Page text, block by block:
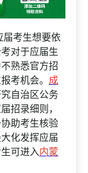
考生想要依
对于应届生
熟悉官方招
考机会。 成
自治区公务
招录细则，
助考生核验
化发挥应届
可进入内蒙